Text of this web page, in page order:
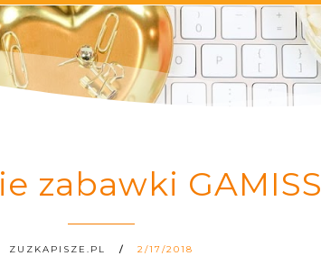
zabawki GAMISS
ZUZKAPISZE.PL 2/17/2018